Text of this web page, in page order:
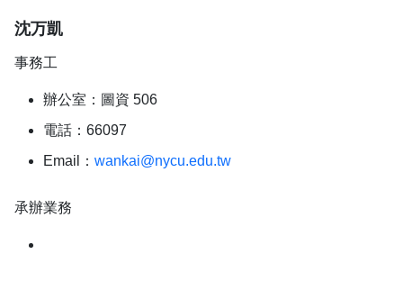
沈万凱
事務工
辦公室：圖資 506
電話：66097
Email： wankai@nycu.edu.tw
承辦業務